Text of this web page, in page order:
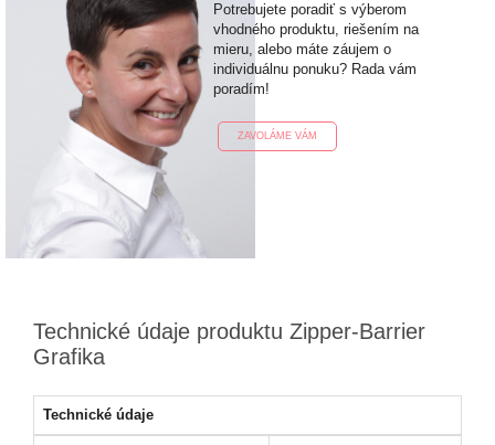
Potrebujete poradiť s výberom
vhodného produktu, riešením na
mieru, alebo máte záujem o
individuálnu ponuku? Rada vám
poradím!
ZAVOLÁME VÁM
Technické údaje produktu Zipper-Barrier
Grafika
Technické údaje